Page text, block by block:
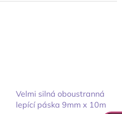
Velmi silná oboustranná
lepící páska 9mm x 10m